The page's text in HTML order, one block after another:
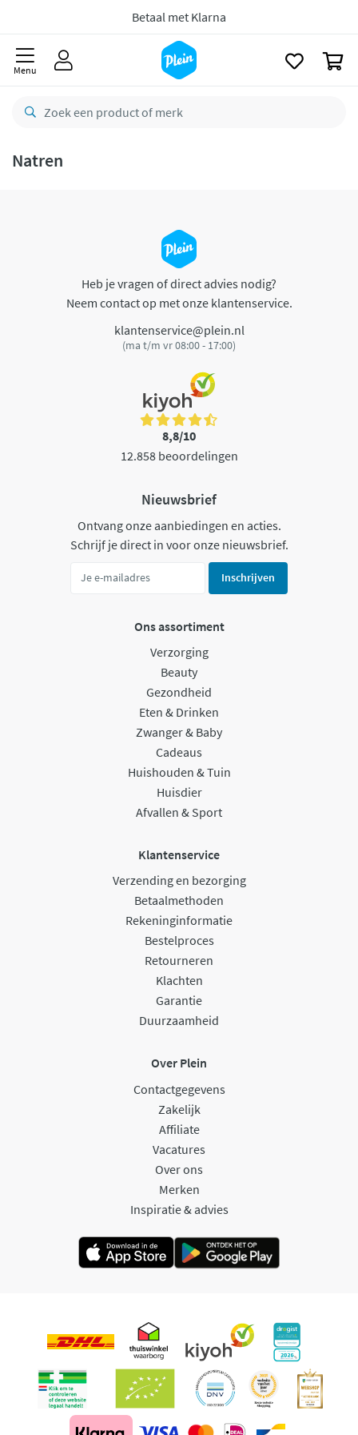
Betaal met Klarna
Menu
Natren
Heb je vragen of direct advies nodig?
Neem contact op met onze klantenservice.
klantenservice@plein.nl
(ma t/m vr 08:00 - 17:00)
8,8/10
12.858 beoordelingen
Nieuwsbrief
Ontvang onze aanbiedingen en acties.
Schrijf je direct in voor onze nieuwsbrief.
Inschrijven
Ons assortiment
Verzorging
Beauty
Gezondheid
Eten & Drinken
Zwanger & Baby
Cadeaus
Huishouden & Tuin
Huisdier
Afvallen & Sport
Klantenservice
Verzending en bezorging
Betaalmethoden
Rekeninginformatie
Bestelproces
Retourneren
Klachten
Garantie
Duurzaamheid
Over Plein
Contactgegevens
Zakelijk
Affiliate
Vacatures
Over ons
Merken
Inspiratie & advies